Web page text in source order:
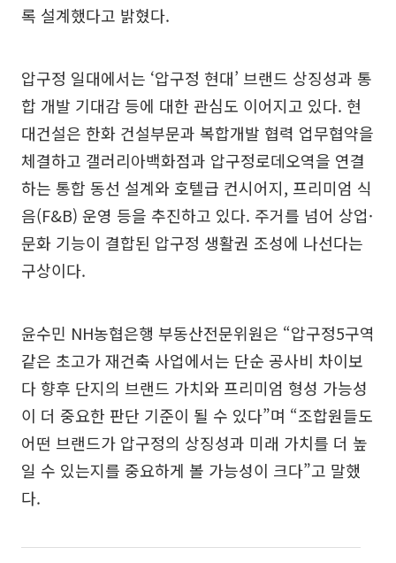
록 설계했다고 밝혔다.
압구정 일대에서는 ‘압구정 현대’ 브랜드 상징성과 통
합 개발 기대감 등에 대한 관심도 이어지고 있다. 현
대건설은 한화 건설부문과 복합개발 협력 업무협약을
체결하고 갤러리아백화점과 압구정로데오역을 연결
하는 통합 동선 설계와 호텔급 컨시어지, 프리미엄 식
음(F&B) 운영 등을 추진하고 있다. 주거를 넘어 상업·
문화 기능이 결합된 압구정 생활권 조성에 나선다는
구상이다.
윤수민 NH농협은행 부동산전문위원은 “압구정5구역
같은 초고가 재건축 사업에서는 단순 공사비 차이보
다 향후 단지의 브랜드 가치와 프리미엄 형성 가능성
이 더 중요한 판단 기준이 될 수 있다”며 “조합원들도
어떤 브랜드가 압구정의 상징성과 미래 가치를 더 높
일 수 있는지를 중요하게 볼 가능성이 크다”고 말했
다.